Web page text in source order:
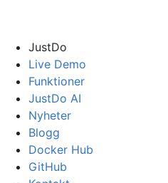
JustDo
Live Demo
Funktioner
JustDo AI
Nyheter
Blogg
Docker Hub
GitHub